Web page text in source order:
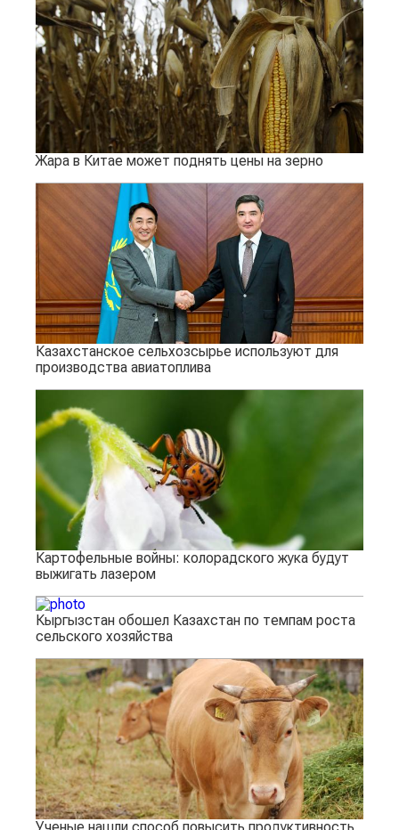
Жара в Китае может поднять цены на зерно
Казахстанское сельхозсырье используют для
производства авиатоплива
Картофельные войны: колорадского жука будут
выжигать лазером
Кыргызстан обошел Казахстан по темпам роста
сельского хозяйства
Ученые нашли способ повысить продуктивность